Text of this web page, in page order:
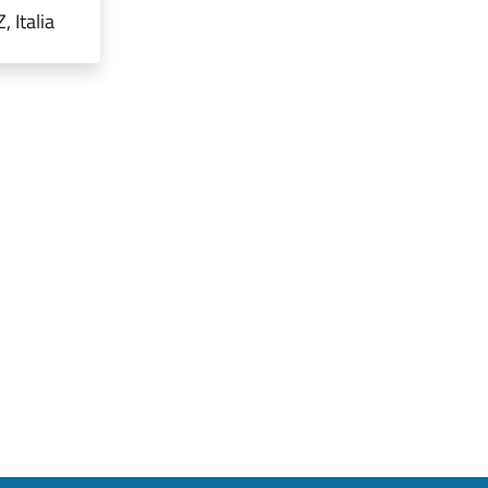
Italia